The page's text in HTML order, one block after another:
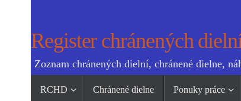
Register chránených
Zoznam chránených dielní, chránené dielne,
RCHD Chránené dielne Ponuky práce